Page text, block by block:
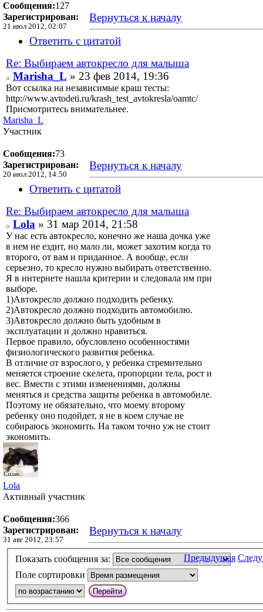
Сообщения:127
Зарегистрирован:
21 июл 2012, 02:07
Вернуться к началу
Ответить с цитатой
Re: Выбираем автокресло для малыша
Marisha_L » 23 фев 2014, 19:36
Вот ссылка на независимые краш тесты:
http://www.avtodeti.ru/krash_test_avtokresla/oamtc/
Присмотритесь внимательнее.
Marisha_L
Участник
Сообщения:73
Зарегистрирован:
20 июл 2012, 14:50
Вернуться к началу
Ответить с цитатой
Re: Выбираем автокресло для малыша
Lola» 31 мар 2014, 21:58
У нас есть автокресло, конечно же наша дочка уже
в нем не ездит, но мало ли, может захотим когда то
второго, от вам и приданное. А вообще, если
серьезно, то кресло нужно выбирать ответственно.
Я в интернете нашла критерии и следовала им при
выборе.
1)Автокресло должно подходить ребенку.
2)Автокресло должно подходить автомобилю.
3)Автокресло должно быть удобным в
эксплуатации и должно нравиться.
Первое правило, обусловлено особенностями
физиологического развития ребенка.
В отличие от взрослого, у ребенка стремительно
меняется строение скелета, пропорции тела, рост и
вес. Вмести с этими изменениями, должны
меняться и средства защиты ребенка в автомобиле.
Поэтому не обязательно, что моему второму
ребенку оно подойдет, я не в коем случае не
собираюсь экономить. На таком точно уж не стоит
экономить.
Lola
Активный участник
Сообщения:366
Зарегистрирован:
31 авг 2012, 23:57
Вернуться к началу
Предыдущая
Показать сообщения за:
Поле сортировки